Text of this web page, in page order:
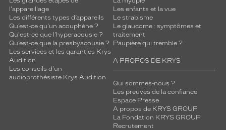
l'appareillage
Les différents types d’appareils
Qu’est-ce qu'un acouphène ?
Qu'est-ce que l'hyperacousie ?
Qu’est-ce que la presbyacousie ?
Les services et les garanties Krys
Audition
Les conseils d'un
audioprothésiste Krys Audition
Les enfants et la vue
Le strabisme
Le glaucome : symptômes et
traitement
Paupière qui tremble ?
A PROPOS DE KRYS
Qui sommes-nous ?
Les preuves de la confiance
Espace Presse
A propos de KRYS GROUP
La Fondation KRYS GROUP
Recrutement